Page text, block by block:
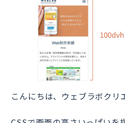
こんにちは、ウェブラボクリ